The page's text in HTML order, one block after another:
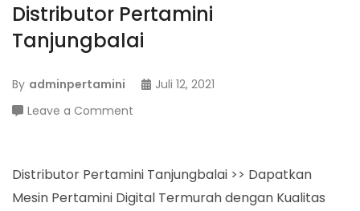
Distributor Pertamini
Tanjungbalai
By adminpertamini
Juli 12, 2021
Leave a Comment
Tanjungbalai
Distributor Pertamini Tanjungbalai >> Dapatkan
Mesin Pertamini Digital Termurah dengan Kualitas